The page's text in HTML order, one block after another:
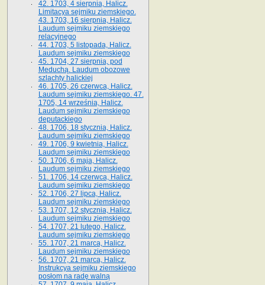
42. 1703, 4 sierpnia, Halicz.
Limitacya sejmiku ziemskiego.
43. 1703, 16 sierpnia, Halicz.
Laudum sejmiku ziemskiego
relacyjnego
44. 1703, 5 listopada, Halicz.
Laudum sejmiku ziemskiego
45. 1704, 27 sierpnia, pod
Meduchą. Laudum obozowe
szlachty halickiej
46. 1705, 26 czerwca, Halicz.
Laudum sejmiku ziemskiego. 47.
1705, 14 września, Halicz.
Laudum sejmiku ziemskiego
deputackiego
48. 1706, 18 stycznia, Halicz.
Laudum sejmiku ziemskiego
49. 1706, 9 kwietnia, Halicz.
Laudum sejmiku ziemskiego
50. 1706, 6 maja, Halicz.
Laudum sejmiku ziemskiego
51. 1706, 14 czerwca, Halicz.
Laudum sejmiku ziemskiego
52. 1706, 27 lipca, Halicz.
Laudum sejmiku ziemskiego
53. 1707, 12 stycznia, Halicz.
Laudum sejmiku ziemskiego
54. 1707, 21 lutego, Halicz.
Laudum sejmiku ziemskiego
55. 1707, 21 marca, Halicz.
Laudum sejmiku ziemskiego
56. 1707, 21 marca, Halicz.
Instrukcya sejmiku ziemskiego
posłom na radę walną